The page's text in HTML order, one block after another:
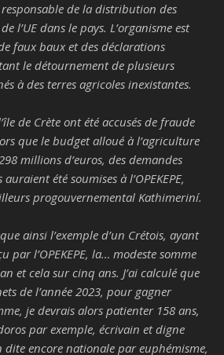
responsable de la distribution des
l’UE dans le pays. L’organisme est
faux baux et des déclarations
le détournement de plusieurs
à des terres agricoles inexistantes.
de Crète ont été accusés de fraude
que le budget alloué à l’agriculture
millions d’euros, des demandes
été soumises à l’OPEKEPE,
progouvernemental Kathimeriní.
ainsi l’exemple d’un Crétois, ayant
par l’OPEKEPE, la… modeste somme
et cela sur cinq ans. J’ai calculé que
de l’année 2023, pour gagner
je devrais alors patienter 158 ans,
par exemple, écrivain et digne
dite encore nationale par euphémisme,